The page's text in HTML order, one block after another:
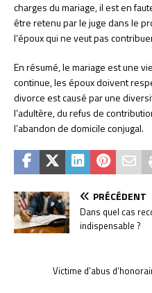
charges du mariage, il est en
être retenu par le juge dans le
l’époux qui ne veut pas
En résumé, le mariage est une
continue, les époux doivent
divorce est causé par une
l’adultère, du refus de
l’abandon de domicile conjugal.
PRÉCÉDENT
Dans quel cas
indispensable ?
Victime d’abus